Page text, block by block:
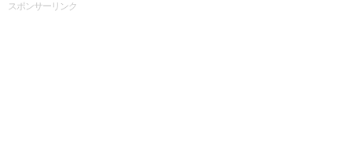
スポンサーリンク